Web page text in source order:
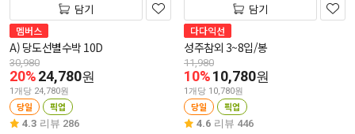
담기
멤버스
A) 당도선별수박 10D
30,980
20%24,780원
1개당 24,780원
당일 픽업
4.3 리뷰 286
담기
다다익선
성주참외 3~8입/봉
11,980
10%10,780원
1개당 10,780원
당일 픽업
4.6 리뷰 446